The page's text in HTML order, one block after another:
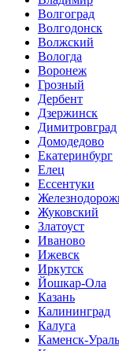
Волгоград
Волгодонск
Волжский
Вологда
Воронеж
Грозный
Дербент
Дзержинск
Димитровград
Домодедово
Екатеринбург
Елец
Ессентуки
Жуковский
Златоуст
Иваново
Ижевск
Иркутск
Йошкар-Ола
Казань
Калининград
Калуга
Каменск-